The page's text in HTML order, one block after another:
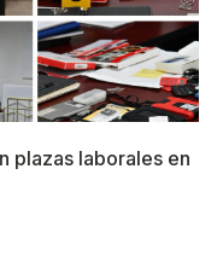
plazas laborales en